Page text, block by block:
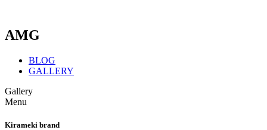
AMG
BLOG
GALLERY
Gallery
Menu
Kirameki brand